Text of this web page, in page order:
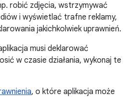
robić zdjęcia, wstrzymywać
i wyświetlać trafne reklamy,
jakichkolwiek uprawnień.
musi deklarować
w czasie działania, wykonaj te
, o które aplikacja może